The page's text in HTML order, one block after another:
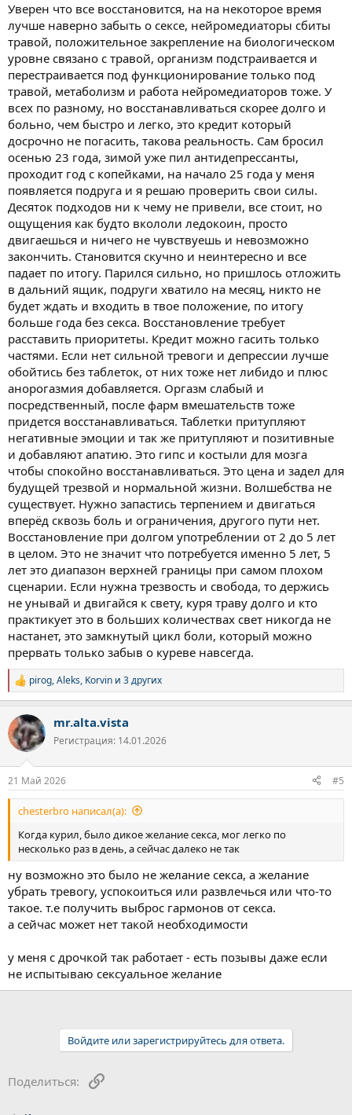
Уверен что все восстановится, на на некоторое время
лучше наверно забыть о сексе, нейромедиаторы сбиты
травой, положительное закрепление на биологическом
уровне связано с травой, организм подстраивается и
перестраивается под функционирование только под
травой, метаболизм и работа нейромедиаторов тоже. У
всех по разному, но восстанавливаться скорее долго и
больно, чем быстро и легко, это кредит который
досрочно не погасить, такова реальность. Сам бросил
осенью 23 года, зимой уже пил антидепрессанты,
проходит год с копейками, на начало 25 года у меня
появляется подруга и я решаю проверить свои силы.
Десяток подходов ни к чему не привели, все стоит, но
ощущения как будто вкололи ледокоин, просто
двигаешься и ничего не чувствуешь и невозможно
закончить. Становится скучно и неинтересно и все
падает по итогу. Парился сильно, но пришлось отложить
в дальний ящик, подруги хватило на месяц, никто не
будет ждать и входить в твое положение, по итогу
больше года без секса. Восстановление требует
расставить приоритеты. Кредит можно гасить только
частями. Если нет сильной тревоги и депрессии лучше
обойтись без таблеток, от них тоже нет либидо и плюс
анорогазмия добавляется. Оргазм слабый и
посредственный, после фарм вмешательств тоже
придется восстанавливаться. Таблетки притупляют
негативные эмоции и так же притупляют и позитивные
и добавляют апатию. Это гипс и костыли для мозга
чтобы спокойно восстанавливаться. Это цена и задел для
будущей трезвой и нормальной жизни. Волшебства не
существует. Нужно запастись терпением и двигаться
вперёд сквозь боль и ограничения, другого пути нет.
Восстановление при долгом употреблении от 2 до 5 лет
в целом. Это не значит что потребуется именно 5 лет, 5
лет это диапазон верхней границы при самом плохом
сценарии. Если нужна трезвость и свобода, то держись
не унывай и двигайся к свету, куря траву долго и кто
практикует это в больших количествах свет никогда не
настанет, это замкнутый цикл боли, который можно
прервать только забыв о куреве навсегда.
Р
е
к
ц
и
pirog,Aleks, Korvin и 3 других
mr.alta.vista
Регистрация: 14.01.2026
21 Май 2026 #5
chesterbro написал(а):
Когда курил, было дикое желание секса, мог легко по
несколько раз в день, а сейчас далеко не так
ну возможно это было не желание секса, а желание
убрать тревогу, успокоиться или развлечься или что-то
такое. т.е получить выброс гармонов от секса.
а сейчас может нет такой необходимости
у меня с дрочкой так работает - есть позывы даже если
не испытываю сексуальное желание
Войдите или зарегистрируйтесь для ответа.
Поделиться: Ссылка